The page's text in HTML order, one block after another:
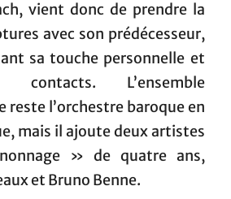
vient donc de prendre la
avec son prédécesseur,
sa touche personnelle et
contacts. L’ensemble
reste l’orchestre baroque en
mais il ajoute deux artistes
» de quatre ans,
et Bruno Benne.